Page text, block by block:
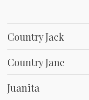
Country Jack
Country Jane
Juanita